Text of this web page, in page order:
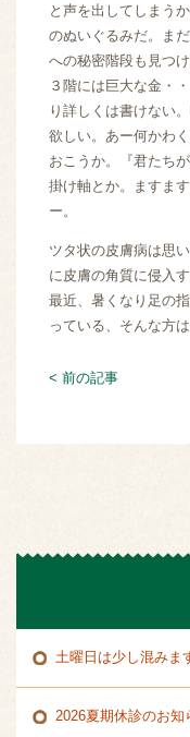
と声を出してしまう
のぬいぐるみだ。ま
への秘密階段も見つ
３階には巨大な金・
り詳しくは書けない
欲しい。あー何かわ
おこうか。『君たち
掛け軸とか。ますま
ー。
ツタ状の皮膚病は思
に皮膚の角質に侵入
最近、暑くなり足の
っている、そんな方
< 前の記事
土曜日は少し混みま
2026夏期休診のお知